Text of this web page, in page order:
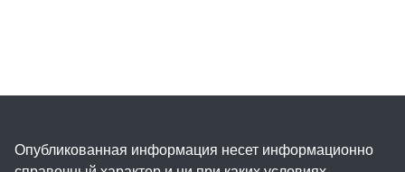
Опубликованная информация несет информационно